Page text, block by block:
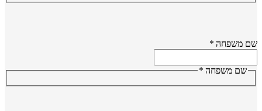
משפחה*
שם משפחה*